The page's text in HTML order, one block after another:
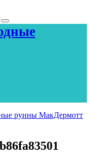
руины МакДермотт